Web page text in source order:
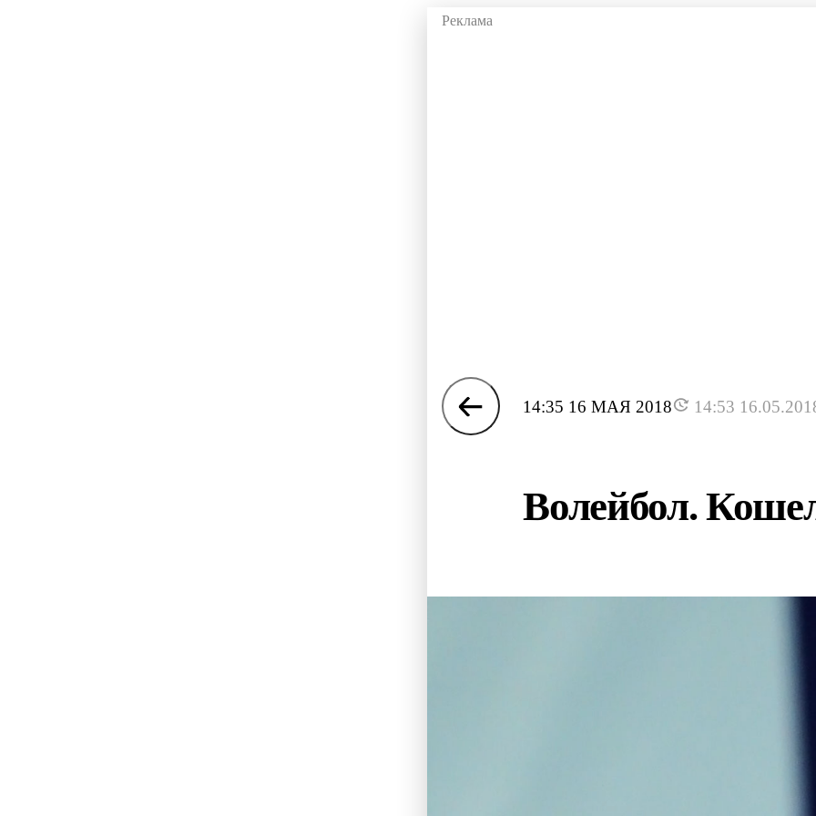
14:35 16 МАЯ 2018 14:53
Волейбол.